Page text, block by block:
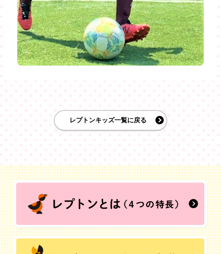
レプトンキッズ一覧に戻る